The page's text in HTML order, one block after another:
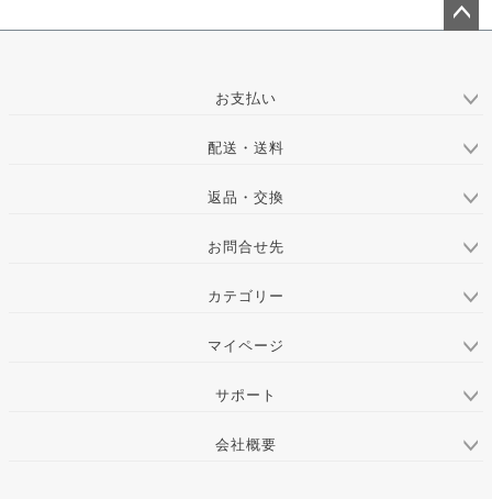
お支払い
配送・送料
返品・交換
お問合せ先
カテゴリー
マイページ
サポート
会社概要